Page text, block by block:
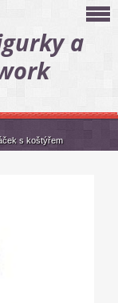
a
s koštýřem